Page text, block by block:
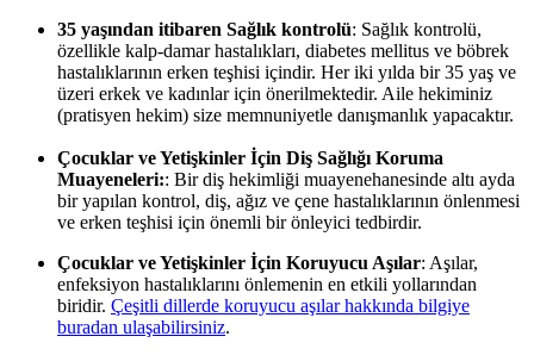
35 yaşından itibaren Sağlık kontrolü: Sağlık kontrolü,
özellikle kalp-damar hastalıkları, diabetes mellitus ve böbrek
hastalıklarının erken teşhisi içindir. Her iki yılda bir 35 yaş ve
üzeri erkek ve kadınlar için önerilmektedir. Aile hekiminiz
(pratisyen hekim) size memnuniyetle danışmanlık yapacaktır.
Çocuklar ve Yetişkinler İçin Diş Sağlığı Koruma
Muayeneleri:: Bir diş hekimliği muayenehanesinde altı ayda
bir yapılan kontrol, diş, ağız ve çene hastalıklarının önlenmesi
ve erken teşhisi için önemli bir önleyici tedbirdir.
Çocuklar ve Yetişkinler İçin Koruyucu Aşılar: Aşılar,
enfeksiyon hastalıklarını önlemenin en etkili yollarından
biridir. Çeşitli dillerde koruyucu aşılar hakkında bilgiye
buradan ulaşabilirsiniz.